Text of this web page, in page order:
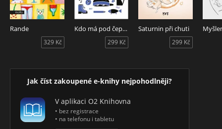
Rande
329 Kč
Kdo má pod čepicí a jiné povídky
299 Kč
Saturnin při chuti
299 Kč
Jak číst zakoupené e-knihy nejpohodlněji?
V aplikaci O2 Knihovna
• bez registrace
• na telefonu i tabletu